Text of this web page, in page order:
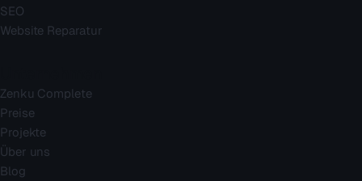
SEO
Website Reparatur
Zenku Complete
Preise
Projekte
Über uns
Blog